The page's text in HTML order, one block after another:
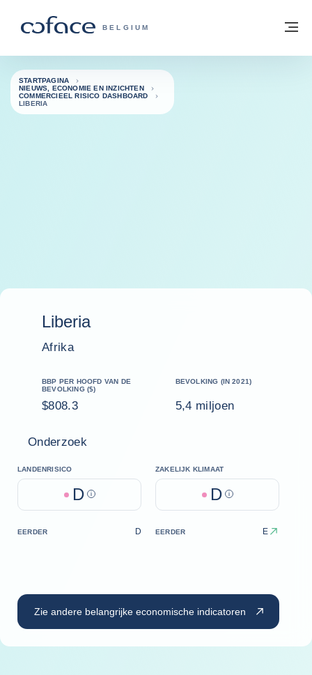
COFACE, FOR TRADE - GROEP
BELGIUM
Terug naar startpagina
STARTPAGINA
NIEUWS, ECONOMIE EN INZICHTEN
COMMERCIEEL RISICO DASHBOARD
LIBERIA
Liberia
Afrika
BBP PER HOOFD VAN DE
BEVOLKING ($)
$808.3
BEVOLKING (IN 2021)
5,4 miljoen
Onderzoek
LANDENRISICO
D Help
ZAKELIJK KLIMAAT
D Help
EERDER D EERDER E
Zie andere belangrijke economische indicatoren